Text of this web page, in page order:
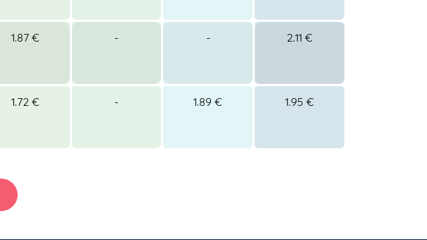
1.87 € - - 2.11 €
1.72 € - 1.89 € 1.95 €